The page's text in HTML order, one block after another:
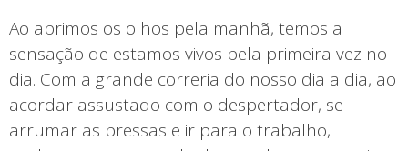
Ao abrimos os olhos pela manhã, temos a
sensação de estamos vivos pela primeira vez no
dia. Com a grande correria do nosso dia a dia, ao
acordar assustado com o despertador, se
arrumar as pressas e ir para o trabalho,